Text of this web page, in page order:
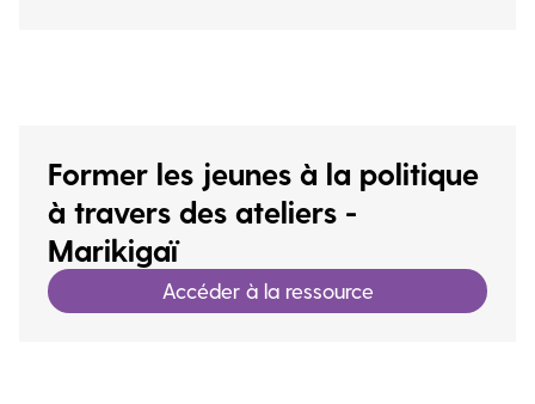
Former les jeunes à la politique
à travers des ateliers -
Marikigaï
Accéder à la ressource